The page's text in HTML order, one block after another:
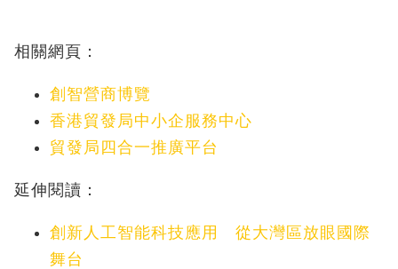
相關網頁：
創智營商博覽
香港貿發局中小企服務中心
貿發局四合一推廣平台
延伸閱讀：
創新人工智能科技應用 從大灣區放眼國際
舞台